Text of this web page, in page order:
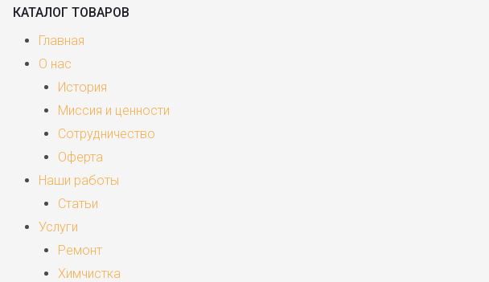
КАТАЛОГ ТОВАРОВ
Главная
О нас
История
Миссия и ценности
Сотрудничество
Оферта
Наши работы
Статьи
Услуги
Ремонт
Химчистка